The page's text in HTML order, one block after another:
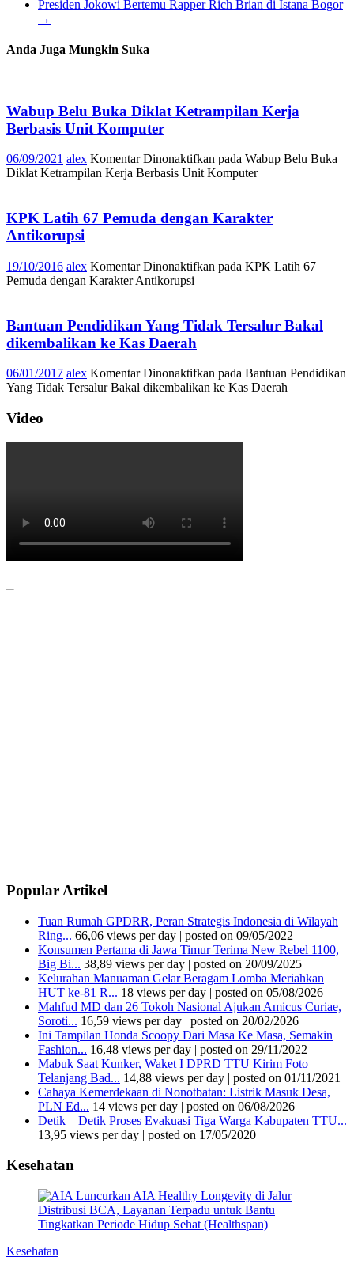
Presiden Jokowi Bertemu Rapper Rich Brian di Istana Bogor
→
Anda Juga Mungkin Suka
Wabup Belu Buka Diklat Ketrampilan Kerja
Berbasis Unit Komputer
06/09/2021 alex Komentar Dinonaktifkan pada Wabup Belu Buka
Diklat Ketrampilan Kerja Berbasis Unit Komputer
KPK Latih 67 Pemuda dengan Karakter
Antikorupsi
19/10/2016 alex Komentar Dinonaktifkan pada KPK Latih 67
Pemuda dengan Karakter Antikorupsi
Bantuan Pendidikan Yang Tidak Tersalur Bakal
dikembalikan ke Kas Daerah
06/01/2017 alex Komentar Dinonaktifkan pada Bantuan Pendidikan
Yang Tidak Tersalur Bakal dikembalikan ke Kas Daerah
Video
–
Popular Artikel
Tuan Rumah GPDRR, Peran Strategis Indonesia di Wilayah
Ring... 66,06 views per day | posted on 09/05/2022
Konsumen Pertama di Jawa Timur Terima New Rebel 1100,
Big Bi... 38,89 views per day | posted on 20/09/2025
Kelurahan Manuaman Gelar Beragam Lomba Meriahkan
HUT ke-81 R... 18 views per day | posted on 05/08/2026
Mahfud MD dan 26 Tokoh Nasional Ajukan Amicus Curiae,
Soroti... 16,59 views per day | posted on 20/02/2026
Ini Tampilan Honda Scoopy Dari Masa Ke Masa, Semakin
Fashion... 16,48 views per day | posted on 29/11/2022
Mabuk Saat Kunker, Waket I DPRD TTU Kirim Foto
Telanjang Bad... 14,88 views per day | posted on 01/11/2021
Cahaya Kemerdekaan di Nonotbatan: Listrik Masuk Desa,
PLN Ed... 14 views per day | posted on 06/08/2026
Detik – Detik Proses Evakuasi Tiga Warga Kabupaten TTU...
13,95 views per day | posted on 17/05/2020
Kesehatan
Kesehatan